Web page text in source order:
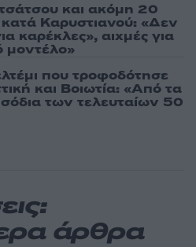
και ακόμη 20
Καρυστιανού: «Δεν
καρέκλες», αιχμές για
μοντέλο»
που τροφοδότησε
και Βοιωτία: «Από τα
των τελευταίων 50
άρθρα